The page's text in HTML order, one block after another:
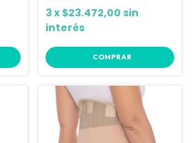
3x $23.472,00 sin
interés
COMPRAR